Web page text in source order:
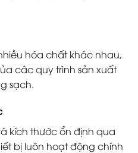
hóa chất khác nhau,
các quy trình sản xuất
sạch.
kích thước ổn định qua
bị luôn hoạt động chính